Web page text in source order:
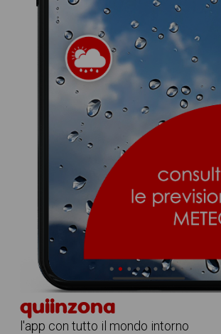
quiinzona
l'app con tutto il mondo intorno